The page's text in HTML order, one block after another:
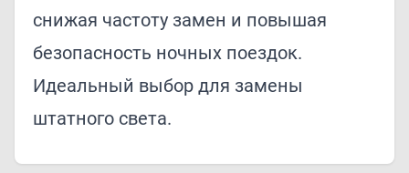
снижая частоту замен и повышая
безопасность ночных поездок.
Идеальный выбор для замены
штатного света.